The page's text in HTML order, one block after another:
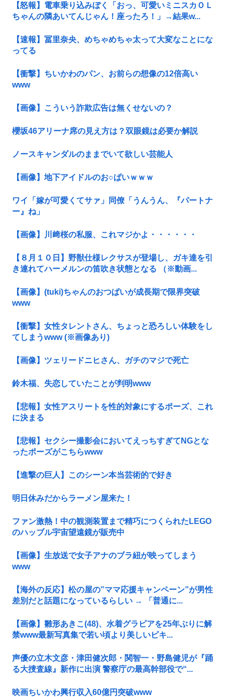
【怒報】電車乗り込みぼく「おっ、可愛いミニスカＯＬ
ちゃんの隣あいてんじゃん！座ったろ！」→結果w...
【速報】冨里奈央、めちゃめちゃ太って大変なことにな
ってる
【衝撃】ちいかわのパン、お前らの想像の12倍高い
www
【画像】こういう詐欺広告は無くせないの？
櫻坂46アリーナ席の見え方は？双眼鏡は必要か解説
ノースキャンダルのままでいて欲しい芸能人
【画像】地下アイドルのお○ぱいｗｗｗ
ワイ「嫁が可愛くてサァ」同僚「うんうん、『パートナ
ー』ね」
【画像】川﨑桜の私服、これマジかよ・・・・・・
【８月１０日】野獣仕様レクサスが登場し、ガキ達を引
き連れてハーメルンの笛吹き状態となる （※動画...
【画像】(tuki)ちゃんのおつぱいが成長期で限界突破
www
【衝撃】女性タレントさん、ちょっと恐ろしい体験をし
てしまうwww (※画像あり)
【画像】ツェリードニヒさん、ガチのマジで死亡
鈴木福、失恋していたことが判明www
【悲報】女性アスリートを性的対象にするポーズ、これ
に決まる
【悲報】セクシー撮影会においてえっちすぎてNGとな
ったポーズがこちらwww
【進撃の巨人】このシーン本当芸術的で好き
明日休みだからラーメン屋来た！
ファン激熱！中の観測装置まで精巧につくられたLEGO
のハッブル宇宙望遠鏡が販売中
【画像】生放送で女子アナのブラ紐が映ってしまう
www
【海外の反応】松の屋の”ママ応援キャンペーン”が男性
差別だと話題になっているらしい → 「普通に...
【画像】雛形あきこ(48)、水着グラビアを25年ぶりに解
禁www最新写真集で若い頃より美しいビキ...
声優の立木文彦・津田健次郎・関智一・野島健児が『踊
る大捜査線』新作に出演 警察庁の最高幹部役で“...
映画ちいかわ興行収入60億円突破www